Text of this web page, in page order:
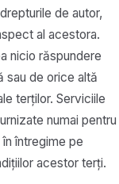
de autor,
al acestora.
nicio răspundere
sau de orice altă
terților. Serviciile
numai pentru
întregime pe
acestor terți.